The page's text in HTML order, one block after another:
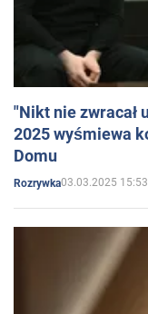
"Nikt nie zwracał
2025 wyśmiewa
Domu
Rozrywka03.03.2025 15:53